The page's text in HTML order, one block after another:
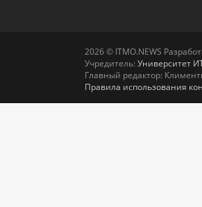
2026 © ITMO.NEWS
Учредитель: Университет
Главный редактор:
Правила использования